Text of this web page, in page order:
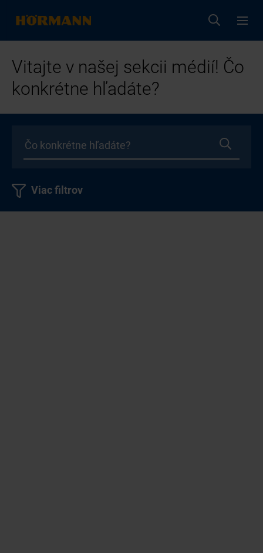
Vitajte v našej sekcii médií! Čo
konkrétne hľadáte?
Viac filtrov